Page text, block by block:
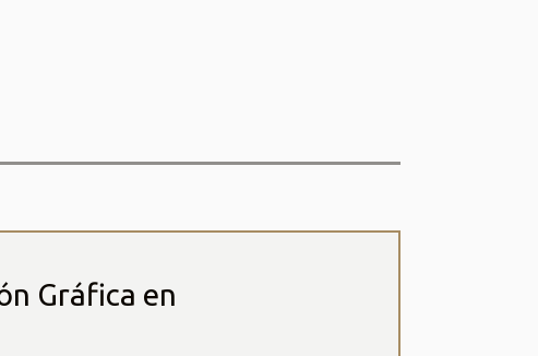
Gráfica en